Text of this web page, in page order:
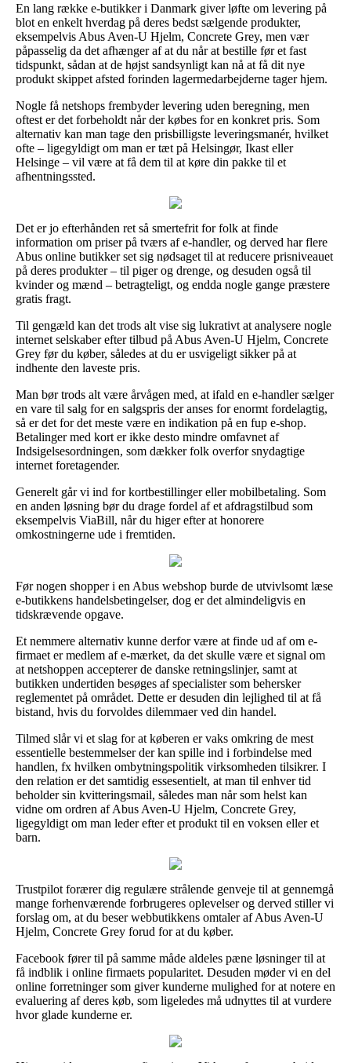
En lang række e-butikker i Danmark giver løfte om levering på
blot en enkelt hverdag på deres bedst sælgende produkter,
eksempelvis Abus Aven-U Hjelm, Concrete Grey, men vær
påpasselig da det afhænger af at du når at bestille før et fast
tidspunkt, sådan at de højst sandsynligt kan nå at få dit nye
produkt skippet afsted forinden lagermedarbejderne tager hjem.
Nogle få netshops frembyder levering uden beregning, men
oftest er det forbeholdt når der købes for en konkret pris. Som
alternativ kan man tage den prisbilligste leveringsmanér, hvilket
ofte – ligegyldigt om man er tæt på Helsingør, Ikast eller
Helsinge – vil være at få dem til at køre din pakke til et
afhentningssted.
Det er jo efterhånden ret så smertefrit for folk at finde
information om priser på tværs af e-handler, og derved har flere
Abus online butikker set sig nødsaget til at reducere prisniveauet
på deres produkter – til piger og drenge, og desuden også til
kvinder og mænd – betragteligt, og endda nogle gange præstere
gratis fragt.
Til gengæld kan det trods alt vise sig lukrativt at analysere nogle
internet selskaber efter tilbud på Abus Aven-U Hjelm, Concrete
Grey før du køber, således at du er usvigeligt sikker på at
indhente den laveste pris.
Man bør trods alt være årvågen med, at ifald en e-handler sælger
en vare til salg for en salgspris der anses for enormt fordelagtig,
så er det for det meste være en indikation på en fup e-shop.
Betalinger med kort er ikke desto mindre omfavnet af
Indsigelsesordningen, som dækker folk overfor snydagtige
internet foretagender.
Generelt går vi ind for kortbestillinger eller mobilbetaling. Som
en anden løsning bør du drage fordel af et afdragstilbud som
eksempelvis ViaBill, når du higer efter at honorere
omkostningerne ude i fremtiden.
Før nogen shopper i en Abus webshop burde de utvivlsomt læse
e-butikkens handelsbetingelser, dog er det almindeligvis en
tidskrævende opgave.
Et nemmere alternativ kunne derfor være at finde ud af om e-
firmaet er medlem af e-mærket, da det skulle være et signal om
at netshoppen accepterer de danske retningslinjer, samt at
butikken undertiden besøges af specialister som behersker
reglementet på området. Dette er desuden din lejlighed til at få
bistand, hvis du forvoldes dilemmaer ved din handel.
Tilmed slår vi et slag for at køberen er vaks omkring de mest
essentielle bestemmelser der kan spille ind i forbindelse med
handlen, fx hvilken ombytningspolitik virksomheden tilsikrer. I
den relation er det samtidig essesentielt, at man til enhver tid
beholder sin kvitteringsmail, således man når som helst kan
vidne om ordren af Abus Aven-U Hjelm, Concrete Grey,
ligegyldigt om man leder efter et produkt til en voksen eller et
barn.
Trustpilot forærer dig regulære strålende genveje til at gennemgå
mange forhenværende forbrugeres oplevelser og derved stiller vi
forslag om, at du beser webbutikkens omtaler af Abus Aven-U
Hjelm, Concrete Grey forud for at du køber.
Facebook fører til på samme måde aldeles pæne løsninger til at
få indblik i online firmaets popularitet. Desuden møder vi en del
online forretninger som giver kunderne mulighed for at notere en
evaluering af deres køb, som ligeledes må udnyttes til at vurdere
hvor glade kunderne er.